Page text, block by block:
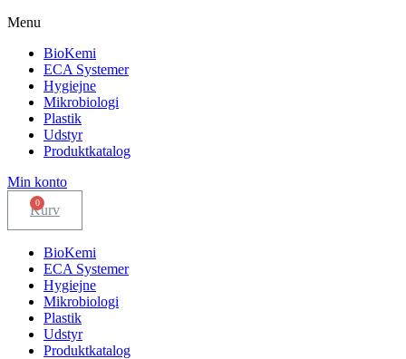
Menu
BioKemi
ECA Systemer
Hygiejne
Mikrobiologi
Plastik
Udstyr
Produktkatalog
Min konto
Kurv
BioKemi
ECA Systemer
Hygiejne
Mikrobiologi
Plastik
Udstyr
Produktkatalog